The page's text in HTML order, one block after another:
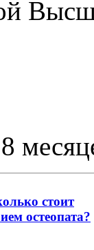
стоит
остеопата?